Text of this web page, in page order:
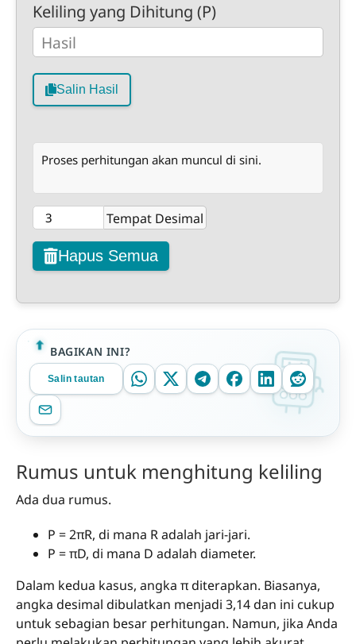
Keliling yang Dihitung (P)
Salin Hasil
Proses perhitungan akan muncul di sini.
Tempat Desimal
Hapus Semua
BAGIKAN INI?
Salin tautan
Rumus untuk menghitung keliling
Ada dua rumus.
P = 2πR, di mana R adalah jari-jari.
P = πD, di mana D adalah diameter.
Dalam kedua kasus, angka π diterapkan. Biasanya,
angka desimal dibulatkan menjadi 3,14 dan ini cukup
untuk sebagian besar perhitungan. Namun, jika Anda